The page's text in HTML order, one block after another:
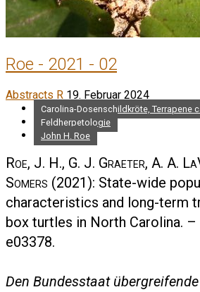
Roe - 2021 - 02
Abstracts R 19. Februar 2024
Carolina-Dosenschildkröte, Terrapene
Feldherpetologie
John H. Roe
Roe, J. H., G. J. Graeter, A. A.
Somers (2021): State-wide
characteristics and long-term
box turtles in North Carolina.
e03378.
Den Bundesstaat übergreifende